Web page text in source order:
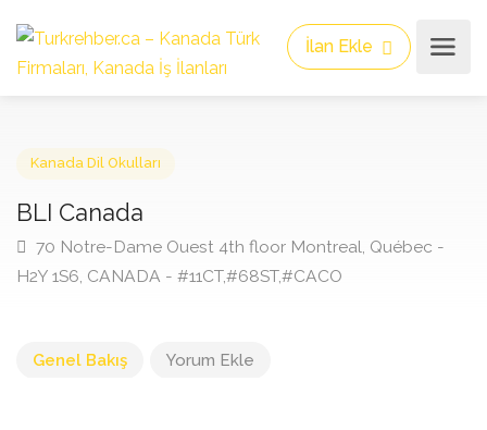
İlan Ekle
BLI Canada
70 Notre-Dame Ouest 4th floor Montreal, Québec -
Genel Bakış Yorum Ekle